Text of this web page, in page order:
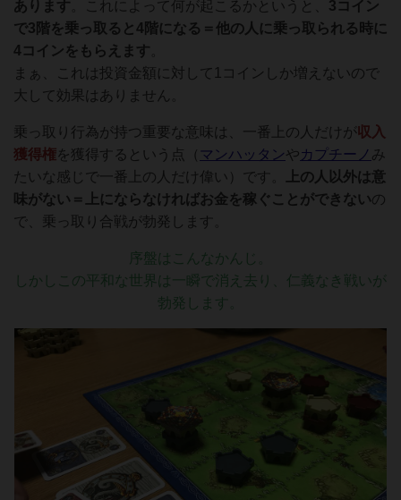
あります 。これによって何が起こるかというと、 3コイン
で3階を乗っ取ると4階になる＝ 他の人に乗っ取られる時に
4コインをもらえます
まぁ、これは投資金額に対して1コインしか増えないので
大して効果はありません。
乗っ取り行為が持つ重要な意味は、一番上の人だけが収入
獲得権を獲得するという点（ マンハッタンやカプチーノ み
たいな感じで一番上の人だけ偉い）です。
上の人以外は意
味がない＝上にならなければお金を稼ぐことができないの
で、乗っ取り合戦が勃発します。
序盤はこんなかんじ。
しかしこの平和な世界は一瞬で消え去り、仁義なき戦いが
勃発します。